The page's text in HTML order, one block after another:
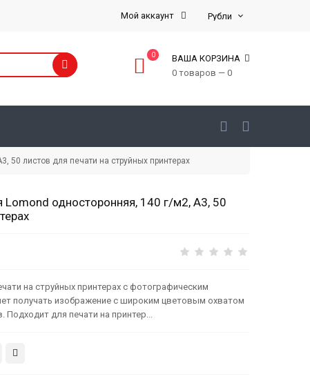
Мой аккаунт
0
ВАША КОРЗИНА
0 товаров — 0
листов для печати на струйных принтерах
Lomond односторонняя, 140 г/м2, А3, 50
на струйных принтерах с фотографическим
получать изображение с широким цветовым охватом
для печати на принтер...